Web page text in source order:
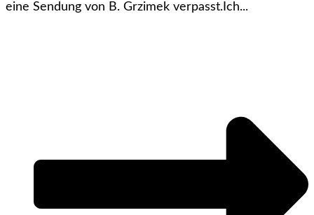
eine Sendung von B. Grzimek verpasst.Ich...